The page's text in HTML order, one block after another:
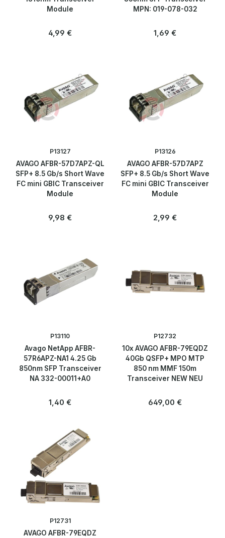
Module
Regulärer Preis:
4,99 €
MPN: 019-078-032
Regulärer Preis:
1,69 €
P13127
AVAGO AFBR-57D7APZ-QL
SFP+ 8.5 Gb/s Short Wave
FC mini GBIC Transceiver
Module
Regulärer Preis:
9,98 €
P13126
AVAGO AFBR-57D7APZ
SFP+ 8.5 Gb/s Short Wave
FC mini GBIC Transceiver
Module
Regulärer Preis:
2,99 €
P13110
Avago NetApp AFBR-
57R6APZ-NA1 4.25 Gb
850nm SFP Transceiver
NA 332-00011+A0
Regulärer Preis:
1,40 €
P12732
10x AVAGO AFBR-79EQDZ
40Gb QSFP+ MPO MTP
850 nm MMF 150m
Transceiver NEW NEU
Regulärer Preis:
649,00 €
P12731
AVAGO AFBR-79EQDZ